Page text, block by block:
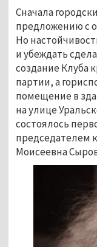
Сначала
предложению с
Но
и убеждать
создание Клуба
партии, а
помещение в
на улице
состоялось
председателем
Моисеевна